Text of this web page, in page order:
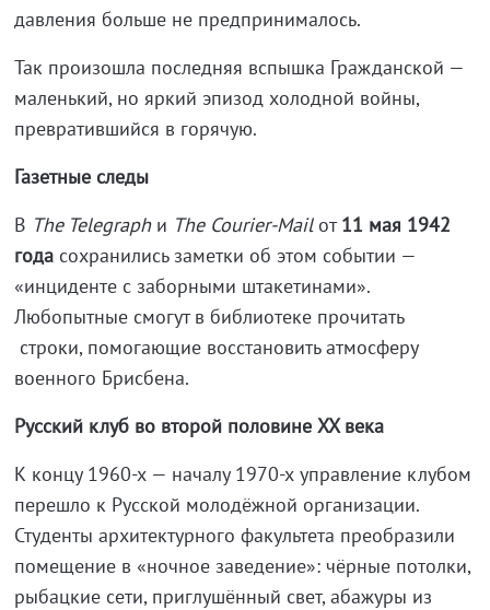
давления больше не предпринималось.
Так произошла последняя вспышка Гражданской —
маленький, но яркий эпизод холодной войны,
превратившийся в горячую.
Газетные следы
В The Telegraphи The Courier‑Mailот11 мая 1942
годасохранились заметки об этом событии —
«инциденте с заборными штакетинами».
Любопытные смогут в библиотеке прочитать
строки, помогающие восстановить атмосферу
военного Брисбена.
Русский клуб во второй половине XXвека
К концу 1960-х — началу 1970-х управление клубом
перешло к Русской молодёжной организации.
Студенты архитектурного факультета преобразили
помещение в «ночное заведение»: чёрные потолки,
рыбацкие сети, приглушённый свет, абажуры из